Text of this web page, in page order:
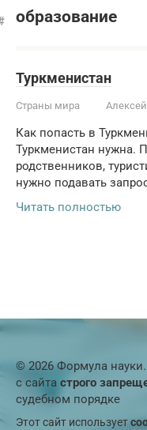
образование
Туркменистан
Страны мира
Как попасть в
Туркменистан нужна.
родственников,
нужно подавать
Читать полностью
© 2026 Формула
с сайта строго
судебном порядке
Этот сайт использует